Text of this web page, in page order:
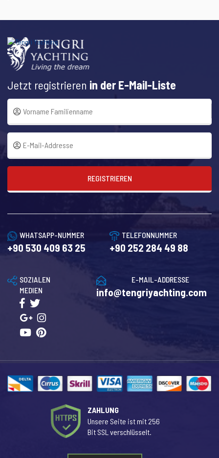
Jetzt registrieren in der E-Mail-Liste
REGISTRIEREN
WHATSAPP-NUMMER
+90 530 409 63 25
TELEFONNUMMER
+90 252 284 49 88
E-MAIL-ADDRESSE
info@tengriyachting.com
SOZIALEN
MEDIEN
ZAHLUNG
Unsere Seite ist mit 256
Bit SSL verschlüsselt.